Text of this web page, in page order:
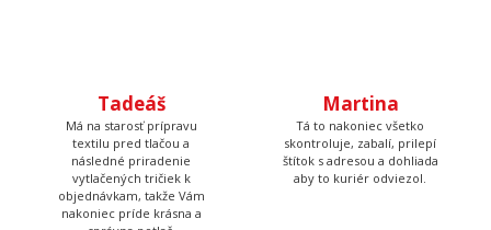
Poteš niekoho originálnym darčekom